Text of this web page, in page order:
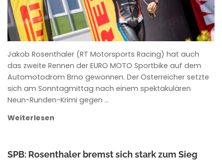
Jakob Rosenthaler (RT Motorsports Racing) hat auch
das zweite Rennen der EURO MOTO Sportbike auf dem
Automotodrom Brno gewonnen. Der Österreicher setzte
sich am Sonntagmittag nach einem spektakulären
Neun-Runden-Krimi gegen …
Weiterlesen
SPB: Rosenthaler bremst sich stark zum Sieg